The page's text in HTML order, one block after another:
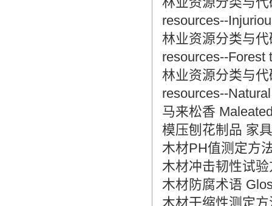
resources--
林业资源分类与
resources--Forest
林业资源分类与
resources--
马来松香
模压刨花制品 家
木材PH值测定方
木材冲击韧性试
木材防腐术语
木材干缩性测定